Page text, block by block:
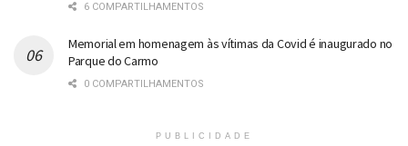
6 COMPARTILHAMENTOS
Memorial em homenagem às vítimas da Covid é inaugurado no
Parque do Carmo
0 COMPARTILHAMENTOS
PUBLICIDADE